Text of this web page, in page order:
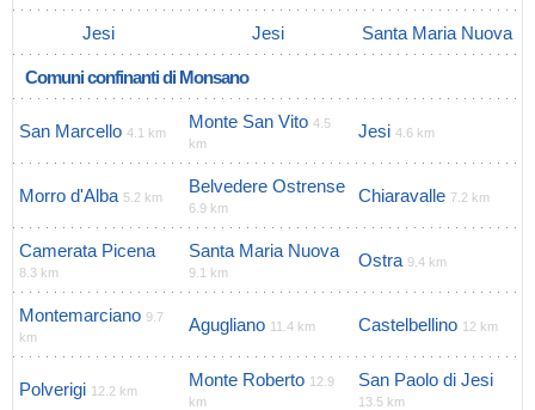
Jesi Jesi Santa Maria Nuova
Comuni confinanti di Monsano
San Marcello 4.1 km
Monte San Vito 4.5
km
Jesi 4.6 km
Morro d'Alba 5.2 km
Belvedere Ostrense
6.9 km
Chiaravalle 7.2 km
Camerata Picena
8.3 km
Santa Maria Nuova
9.1 km
Ostra 9.4 km
Montemarciano 9.7
km
Agugliano 11.4 km Castelbellino 12 km
Polverigi 12.2 km
Monte Roberto 12.9
km
San Paolo di Jesi
13.5 km